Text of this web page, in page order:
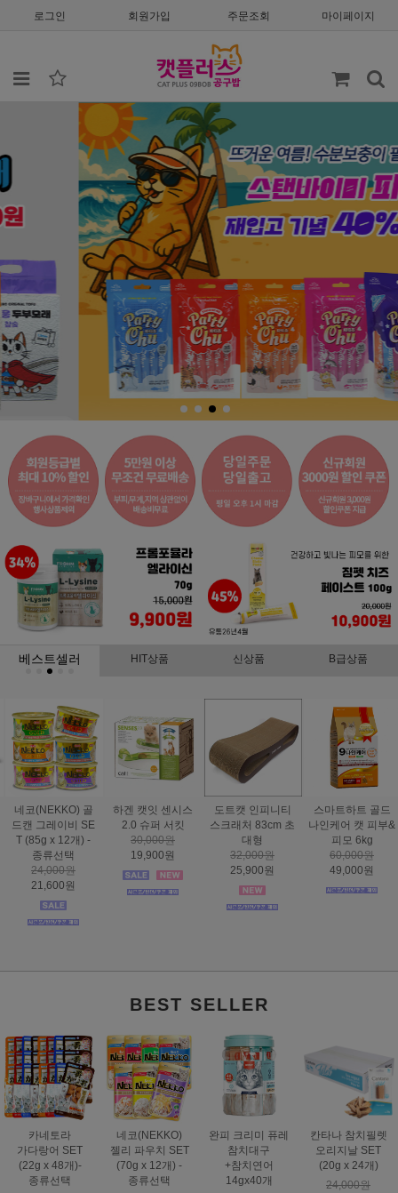
로그인 회원가입 주문조회 마이페이지
베스트셀러 HIT상품 신상품 B급상품
하겐 캣잇 센시스
2.0 슈퍼 서킷
30,000원
19,900원
도트캣 인피니티
스크래처 83cm 초
대형
32,000원
25,900원
스마트하트 골드
나인케어 캣 피부&
피모 6kg
60,000원
49,000원
도트캣 스크래처
집콕 TV
16,000원
12,900원
BEST SELLER
카네토라
가다랑어 SET
(22g x 48개)-
종류선택
네코(NEKKO)
젤리 파우치 SET
(70g x 12개) -
종류선택
완피 크리미 퓨레
참치대구
+참치연어
14gx40개
칸타나 참치필렛
오리지날 SET
(20g x 24개)
24,000원